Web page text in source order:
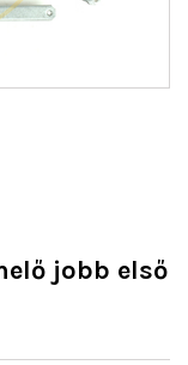
jobb első